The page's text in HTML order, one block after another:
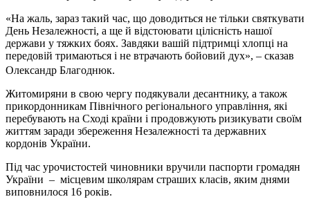
«На жаль, зараз такий час, що доводиться не тільки святкувати
День Незалежності, а ще й відстоювати цілісність нашої
держави у тяжких боях. Завдяки вашій підтримці хлопці на
передовій тримаються і не втрачають бойовий дух», – сказав
Олександр Благоднюк.
Житомиряни в свою чергу подякували десантнику, а також
прикордонникам Північного регіонального управління, які
перебувають на Сході країни і продовжують ризикувати своїм
життям заради збереження Незалежності та державних
кордонів України.
Під час урочистостей чиновники вручили паспорти громадян
України – місцевим школярам страших класів, яким днями
виповнилося 16 років.